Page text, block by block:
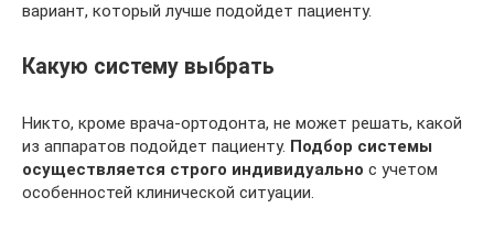
вариант, который лучше подойдет пациенту.
Какую систему выбрать
Никто, кроме врача-ортодонта, не может решать, какой
из аппаратов подойдет пациенту. Подбор системы
осуществляется строго индивидуально с учетом
особенностей клинической ситуации.